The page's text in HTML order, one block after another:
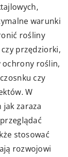
warunki
rośliny
przędziorki,
ochrony roślin,
czy
W
zaraza
stosować
rozwojowi